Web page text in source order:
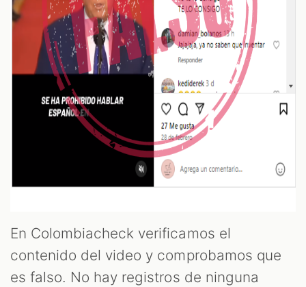
En Colombiacheck verificamos el
contenido del video y comprobamos que
es falso. No hay registros de ninguna